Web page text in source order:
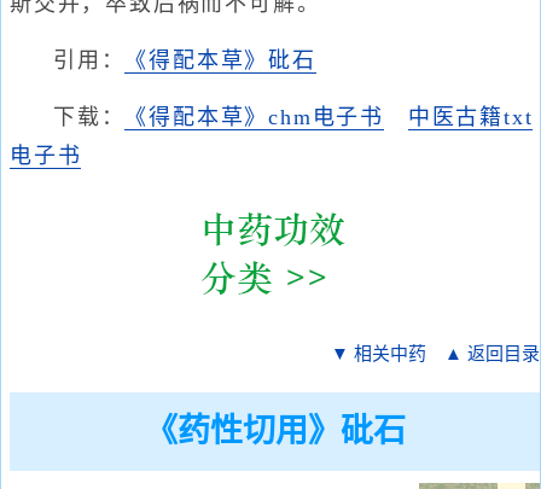
引用： 《得配本草》砒石
下载： 《得配本草》chm电子书
中医古籍txt
电子书
▼ 相关中药 ▲ 返回目录
《药性切用》砒石